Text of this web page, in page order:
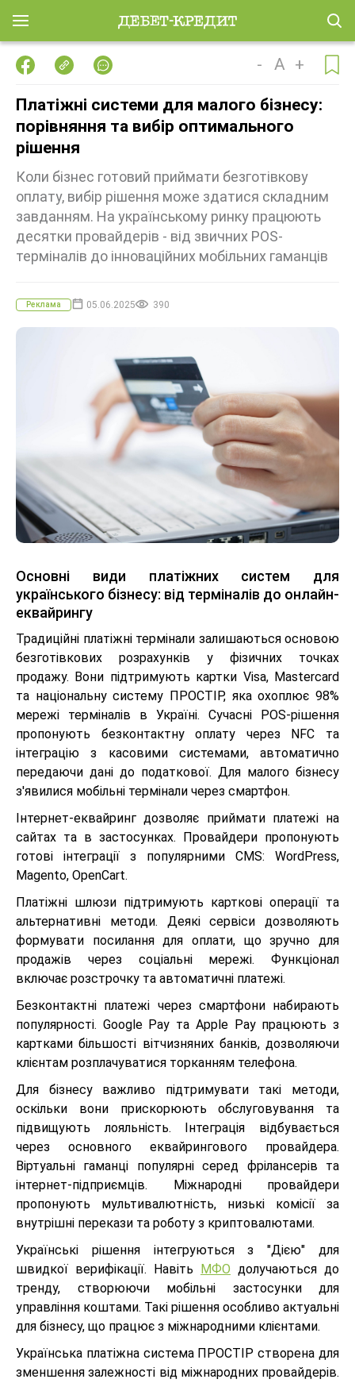
- A +
Платіжні системи для малого бізнесу:
порівняння та вибір оптимального
рішення
Коли бізнес готовий приймати безготівкову
оплату, вибір рішення може здатися складним
завданням. На українському ринку працюють
десятки провайдерів - від звичних POS-
терміналів до інноваційних мобільних гаманців
Реклама 05.06.2025 390
Основні види платіжних систем для
українського бізнесу: від терміналів до онлайн-
еквайрингу
Традиційні платіжні термінали залишаються основою
безготівкових розрахунків у фізичних точках
продажу. Вони підтримують картки Visa, Mastercard
та національну систему ПРОСТІР, яка охоплює 98%
мережі терміналів в Україні. Сучасні POS-рішення
пропонують безконтактну оплату через NFC та
інтеграцію з касовими системами, автоматично
передаючи дані до податкової. Для малого бізнесу
з'явилися мобільні термінали через смартфон.
Інтернет-еквайринг дозволяє приймати платежі на
сайтах та в застосунках. Провайдери пропонують
готові інтеграції з популярними CMS: WordPress,
Magento, OpenCart.
Платіжні шлюзи підтримують карткові операції та
альтернативні методи. Деякі сервіси дозволяють
формувати посилання для оплати, що зручно для
продажів через соціальні мережі. Функціонал
включає розстрочку та автоматичні платежі.
Безконтактні платежі через смартфони набирають
популярності. Google Pay та Apple Pay працюють з
картками більшості вітчизняних банків, дозволяючи
клієнтам розплачуватися торканням телефона.
Для бізнесу важливо підтримувати такі методи,
оскільки вони прискорюють обслуговування та
підвищують лояльність. Інтеграція відбувається
через основного еквайрингового провайдера.
Віртуальні гаманці популярні серед фрілансерів та
інтернет-підприємців. Міжнародні провайдери
пропонують мультивалютність, низькі комісії за
внутрішні перекази та роботу з криптовалютами.
Українські рішення інтегруються з "Дією" для
швидкої верифікації. Навіть МФО долучаються до
тренду, створюючи мобільні застосунки для
управління коштами. Такі рішення особливо актуальні
для бізнесу, що працює з міжнародними клієнтами.
Українська платіжна система ПРОСТІР створена для
зменшення залежності від міжнародних провайдерів.